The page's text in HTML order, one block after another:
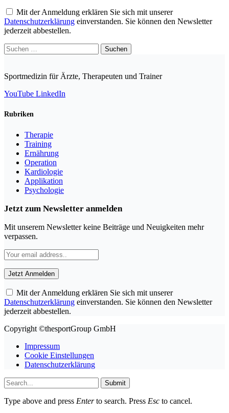
Mit der Anmeldung erklären Sie sich mit unserer
Datenschutzerklärung einverstanden. Sie können den Newsletter
jederzeit abbestellen.
Suchen
nach:
Sportmedizin für Ärzte, Therapeuten und Trainer
YouTube LinkedIn
Rubriken
Therapie
Training
Ernährung
Operation
Kardiologie
Applikation
Psychologie
Jetzt zum Newsletter anmelden
Mit unserem Newsletter keine Beiträge und Neuigkeiten mehr
verpassen.
Mit der Anmeldung erklären Sie sich mit unserer
Datenschutzerklärung einverstanden. Sie können den Newsletter
jederzeit abbestellen.
Copyright ©thesportGroup GmbH
Impressum
Cookie Einstellungen
Datenschutzerklärung
Submit
Type above and press Enterto search. Press Esc to cancel.